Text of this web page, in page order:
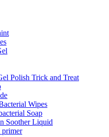
Polish Trick and Treat
Wipes
Soap
Soother Liquid